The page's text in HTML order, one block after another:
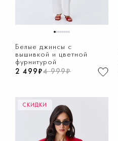
12345678
Белые джинсы с
вышивкой и цветной
фурнитурой
2 499₽4 999₽
СКИДКИ